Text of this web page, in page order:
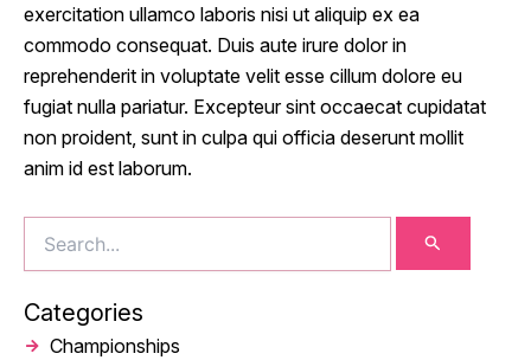
exercitation ullamco laboris nisi ut aliquip ex ea
commodo consequat. Duis aute irure dolor in
reprehenderit in voluptate velit esse cillum dolore eu
fugiat nulla pariatur. Excepteur sint occaecat cupidatat
non proident, sunt in culpa qui officia deserunt mollit
anim id est laborum.
for:
Categories
Championships